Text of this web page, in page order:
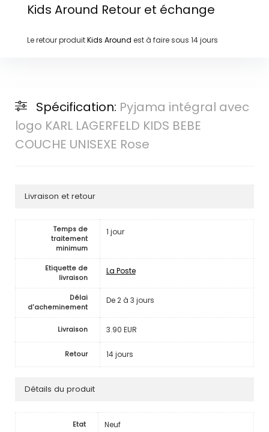
Kids Around Retour et échange
Le retour produitKids Around est à faire sous 14 jours
Spécification: Pyjama intégral avec
logo KARL LAGERFELD KIDS BEBE
COUCHE UNISEXE Rose
Livraison et retour
Temps de
traitement
minimum
1 jour
Etiquette de
livraison
La Poste
Délai
d'acheminement
De 2 à 3 jours
Livraison 3.90 EUR
Retour 14 jours
Détails du produit
Etat Neuf